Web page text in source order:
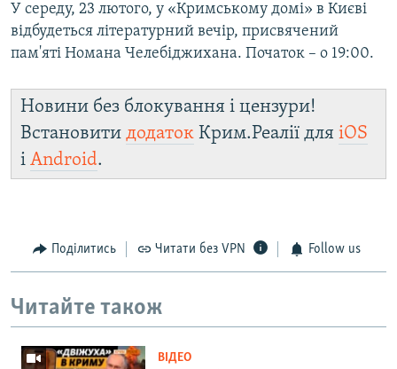
У середу, 23 лютого, у «Кримському домі» в Києві
відбудеться літературний вечір, присвячений
пам'яті Номана Челебіджихана. Початок – о 19:00.
Новини без блокування і цензури!
Встановити додаток Крим.Реалії для iOS
і Android.
Поділитись Читати без VPN Follow us
Читайте також
ВІДЕО